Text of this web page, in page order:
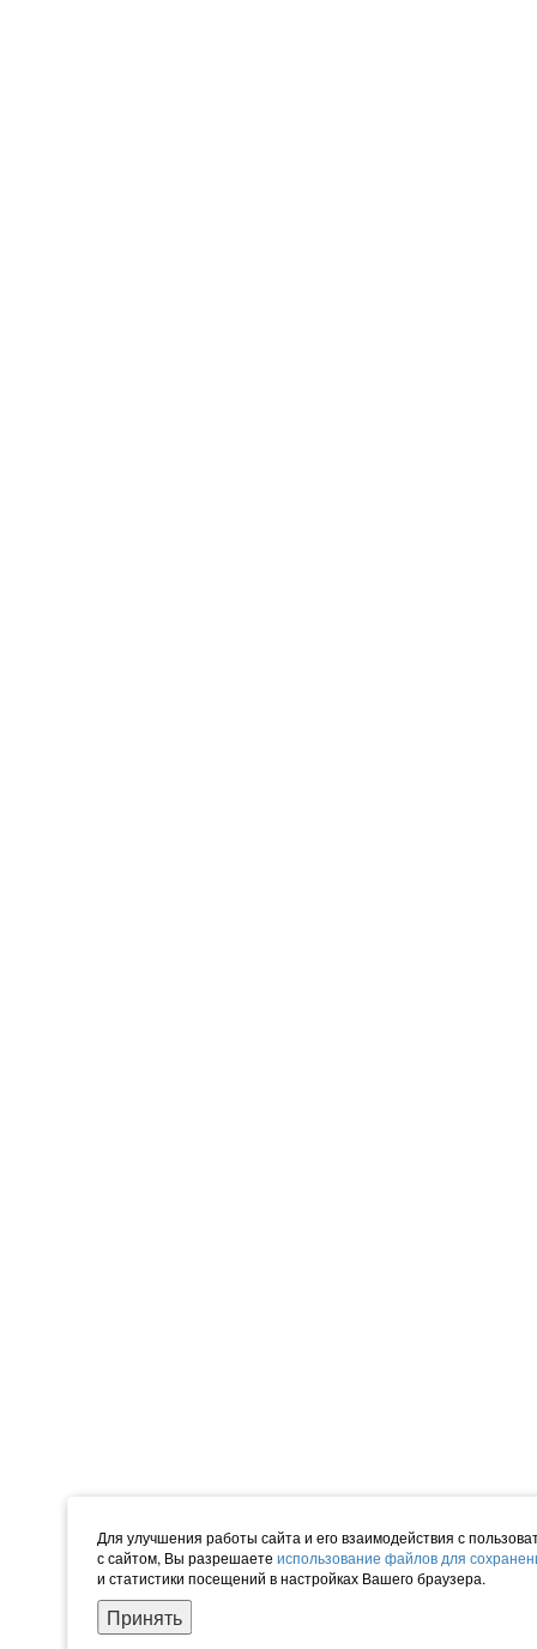
Для улучшения работы сайта и его взаимодействия с
с сайтом, Вы разрешаете использование файлов для
и статистики посещений в настройках Вашего браузера.
Принять